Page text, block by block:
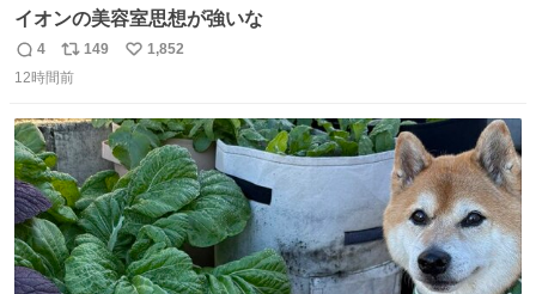
イオンの美容室思想が強いな
返
信
4
リ
ポ
ト
数
149
い
数
1,852
12時間前